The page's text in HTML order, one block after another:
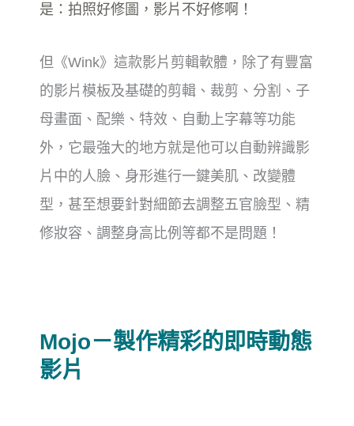
是：拍照好修圖，影片不好修啊！
但《Wink》這款影片剪輯軟體，除了有豐富
的影片模板及基礎的剪輯、裁剪、分割、子
母畫面、配樂、特效、自動上字幕等功能
外，它最強大的地方就是他可以自動辨識影
片中的人臉、身形進行一鍵美肌、改變體
型，甚至想要針對細節去調整五官臉型、精
修妝容、調整身高比例等都不是問題！
Mojo－製作精彩的即時動態
影片